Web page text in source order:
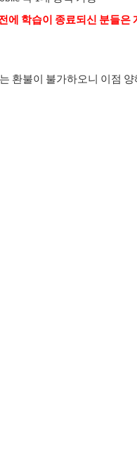
에 학습이 종료되신 분들
환불이 불가하오니 이점